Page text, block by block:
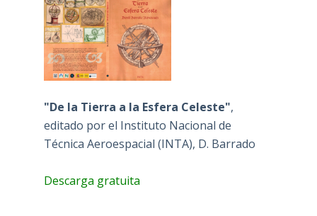
"De la Tierra a la Esfera Celeste",
editado por el Instituto Nacional de
Técnica Aeroespacial (INTA), D. Barrado
Descarga gratuita